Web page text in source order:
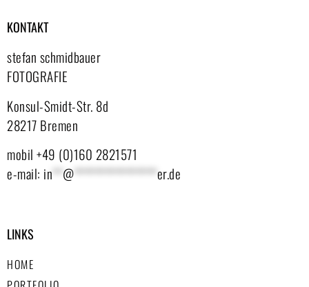
KONTAKT
stefan schmidbauer
FOTOGRAFIE
Konsul-Smidt-Str. 8d
28217 Bremen
mobil +49 (0)160 2821571
e-mail: in**@****************er.de
LINKS
HOME